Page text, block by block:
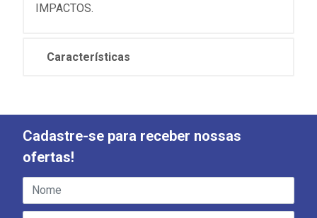
IMPACTOS.
Características
Cadastre-se para receber nossas
ofertas!